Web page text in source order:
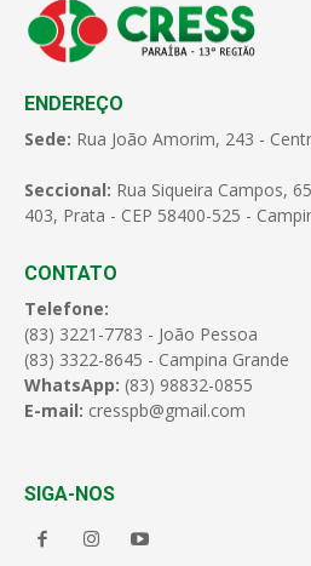
ENDEREÇO
Sede: Rua João Amorim, 243 -
Seccional: Rua Siqueira Campos,
403, Prata - CEP 58400-525 -
CONTATO
Telefone:
(83) 3221-7783 - João Pessoa
(83) 3322-8645 - Campina Grande
WhatsApp: (83) 98832-0855
E-mail: cresspb@gmail.com
SIGA-NOS